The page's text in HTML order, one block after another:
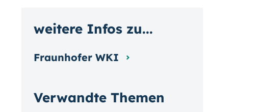
Verwandte Themen
weitere Infos zu...
Fraunhofer WKI